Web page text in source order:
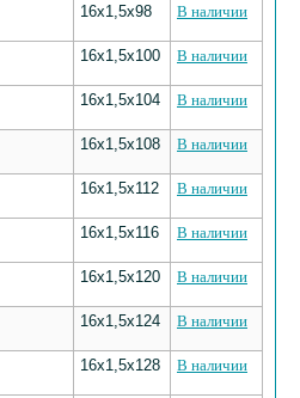
16х1,5х98 В наличии
16х1,5х100 В наличии
16х1,5х104 В наличии
16х1,5х108 В наличии
16х1,5х112 В наличии
16х1,5х116 В наличии
16х1,5х120 В наличии
16х1,5х124 В наличии
16х1,5х128 В наличии